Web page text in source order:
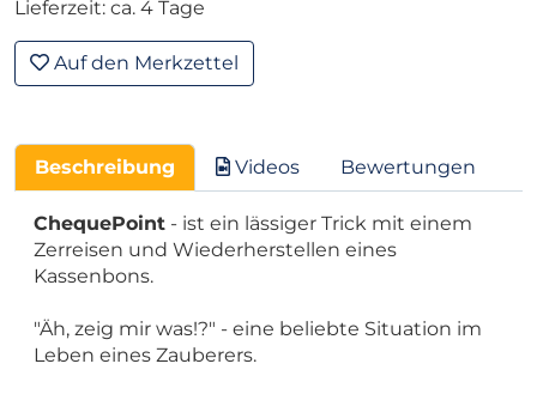
Lieferzeit: ca. 4 Tage
Auf den Merkzettel
Beschreibung Videos Bewertungen
ChequePoint - ist ein lässiger Trick mit einem
Zerreisen und Wiederherstellen eines
Kassenbons.
"Äh, zeig mir was!?" - eine beliebte Situation im
Leben eines Zauberers.